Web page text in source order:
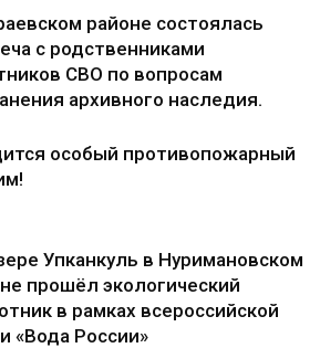
районе состоялась
с родственниками
СВО по вопросам
архивного наследия.
особый противопожарный
Упканкуль в Нуримановском
прошёл экологический
в рамках всероссийской
«Вода России»